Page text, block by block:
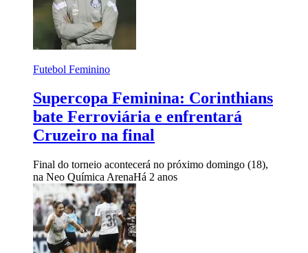
Futebol Feminino
Supercopa Feminina: Corinthians
bate Ferroviária e enfrentará
Cruzeiro na final
Final do torneio acontecerá no próximo domingo (18),
na Neo Química ArenaHá 2 anos